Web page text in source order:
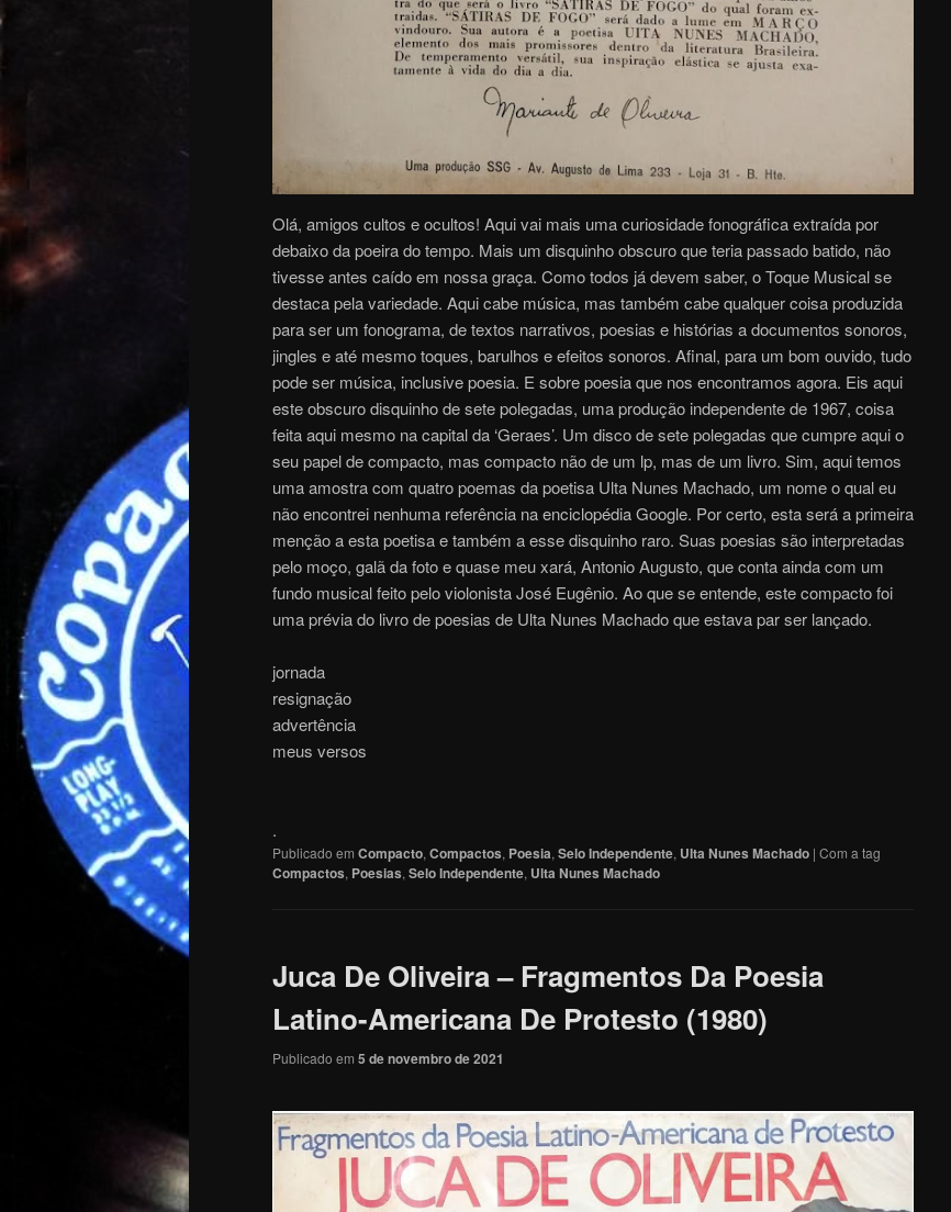
Olá, amigos cultos e ocultos! Aqui vai mais uma curiosidade fonográfica extraída por
debaixo da poeira do tempo. Mais um disquinho obscuro que teria passado batido, não
tivesse antes caído em nossa graça. Como todos já devem saber, o Toque Musical se
destaca pela variedade. Aqui cabe música, mas também cabe qualquer coisa produzida
para ser um fonograma, de textos narrativos, poesias e histórias a documentos sonoros,
jingles e até mesmo toques, barulhos e efeitos sonoros. Afinal, para um bom ouvido, tudo
pode ser música, inclusive poesia. E sobre poesia que nos encontramos agora. Eis aqui
este obscuro disquinho de sete polegadas, uma produção independente de 1967, coisa
feita aqui mesmo na capital da ‘Geraes’. Um disco de sete polegadas que cumpre aqui o
seu papel de compacto, mas compacto não de um lp, mas de um livro. Sim, aqui temos
uma amostra com quatro poemas da poetisa Ulta Nunes Machado, um nome o qual eu
não encontrei nenhuma referência na enciclopédia Google. Por certo, esta será a primeira
menção a esta poetisa e também a esse disquinho raro. Suas poesias são interpretadas
pelo moço, galã da foto e quase meu xará, Antonio Augusto, que conta ainda com um
fundo musical feito pelo violonista José Eugênio. Ao que se entende, este compacto foi
uma prévia do livro de poesias de Ulta Nunes Machado que estava par ser lançado.
jornada
resignação
advertência
meus versos
.
Publicado em Compacto, Compactos, Poesia, Selo Independente, UIta Nunes Machado | Com a tag
Compactos, Poesias, Selo Independente, Ulta Nunes Machado
Juca De Oliveira – Fragmentos Da Poesia
Latino-Americana De Protesto (1980)
Publicado em 5 de novembro de 2021